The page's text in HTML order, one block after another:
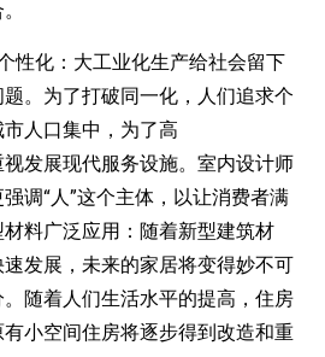
化：大工业化生产给社会留下
。为了打破同一化，人们追求个
人口集中，为了高
发展现代服务设施。室内设计师
调“人”这个主体，以让消费者满
料广泛应用：随着新型建筑材
发展，未来的家居将变得妙不可
随着人们生活水平的提高，住房
小空间住房将逐步得到改造和重